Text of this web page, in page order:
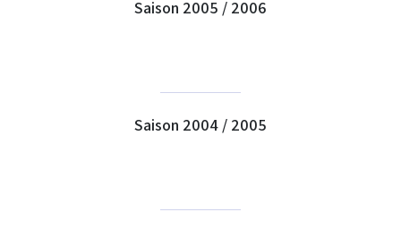
Saison 2005 / 2006
Saison 2004 / 2005